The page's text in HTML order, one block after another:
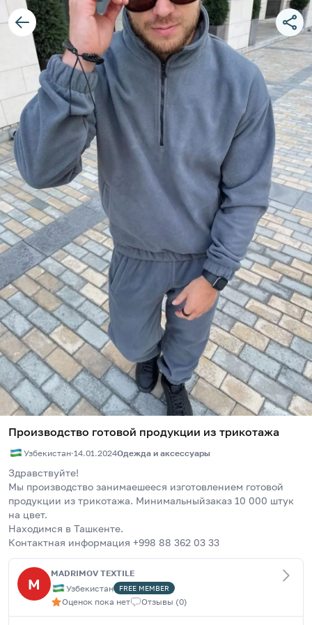
Производство готовой продукции из трикотажа
Узбекистан·14.01.2024Одежда и аксессуары
Здравствуйте!
Мы производство занимаешееся изготовлением готовой
продукции из трикотажа. Минимальныйзаказ 10 000 штук
на цвет.
Находимся в Ташкенте.
Контактная информация +998 88 362 03 33
M
MADRIMOV TEXTILE
Узбекистан
FREE MEMBER
Оценок пока нет Отзывы (0)